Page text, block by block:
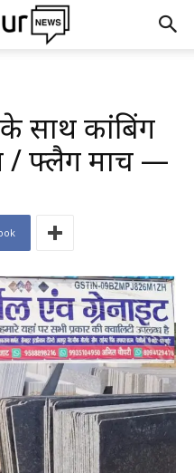
साथ कांबिंग
/ फ्लैग मार्च —